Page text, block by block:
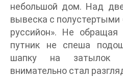
небольшой дом. Над
вывеска с
руссийон». Не
путник не спеша
шапку на затылок
внимательно стал